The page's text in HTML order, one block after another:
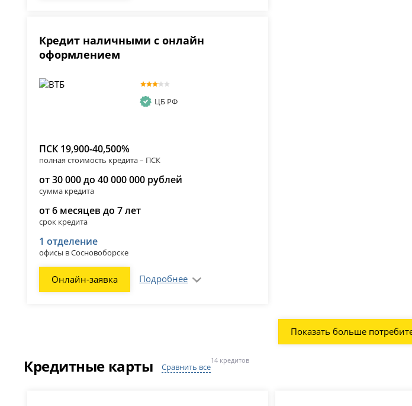
Кредит наличными с онлайн
оформлением
ЦБ РФ
ПСК 19,900-40,500%
полная стоимость кредита – ПСК
от 30 000 до 40 000 000 рублей
сумма кредита
от 6 месяцев до 7 лет
срок кредита
1 отделение
офисы в Сосновоборске
Онлайн-заявка Подробнее
Показать больше
Кредитные карты Сравнить все
14 кредитов